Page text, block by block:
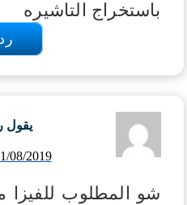
باستخراج التاشيره
يقول
01/08/2019 الساعة
شو المطلوب للفيزا